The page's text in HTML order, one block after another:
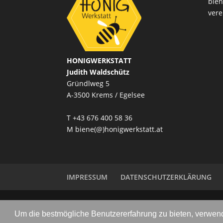
HONIGWERKSTATT
Judith Waldschütz
Gründlweg 5
A-3500 Krems / Egelsee
T+43 676 400 58 36
M biene(@)honigwerkstatt.at
IMPRESSUM DATENSCHUTZERKLÄRUNG
Um die bestmögliche Benutzererfahrung zu bieten,